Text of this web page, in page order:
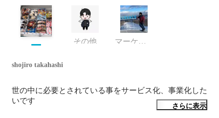
その他 マーケティング
shojiro takahashi
世の中に必要とされている事をサービス化、事業化した
いです
さらに表示